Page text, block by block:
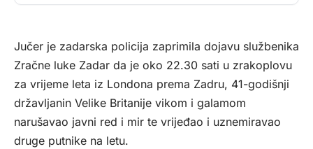
Jučer je zadarska policija zaprimila dojavu službenika
Zračne luke Zadar da je oko 22.30 sati u zrakoplovu
za vrijeme leta iz Londona prema Zadru, 41-godišnji
državljanin Velike Britanije vikom i galamom
narušavao javni red i mir te vrijeđao i uznemiravao
druge putnike na letu.